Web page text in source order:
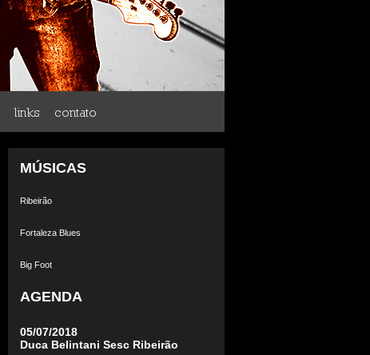
links contato
MÚSICAS
Ribeirão
Fortaleza Blues
Big Foot
AGENDA
05/07/2018
Duca Belintani Sesc Ribeirão